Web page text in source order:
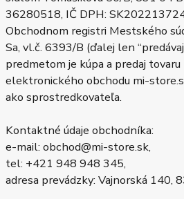
36280518, IČ DPH:
Obchodnom registri Mestského
Sa, vl.č. 6393/B (ďalej len
predmetom je kúpa a predaj
elektronického obchodu mi-
ako sprostredkovateľa.
Kontaktné údaje obchodníka:
e-mail: obchod@mi-store.sk,
tel: +421 948 948 345,
adresa prevádzky: Vajnorská 140,